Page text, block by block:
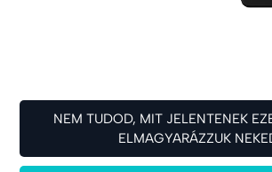
NEM TUDOD, MIT JELENTENEK
ELMAGYARÁZZUK